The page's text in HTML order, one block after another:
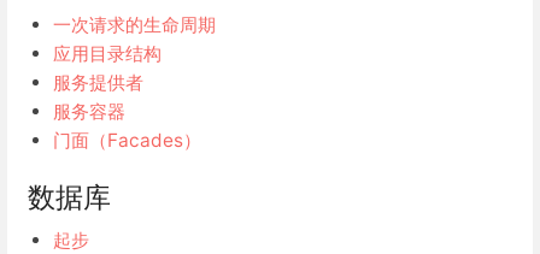
一次请求的生命周期
应用目录结构
服务提供者
服务容器
门面（Facades）
数据库
起步